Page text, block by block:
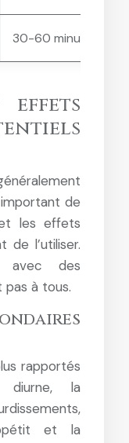
30-60 minutes
effets
de
les effets
de l’utiliser.
avec des
à tous.
rapportés
diurne, la
et la